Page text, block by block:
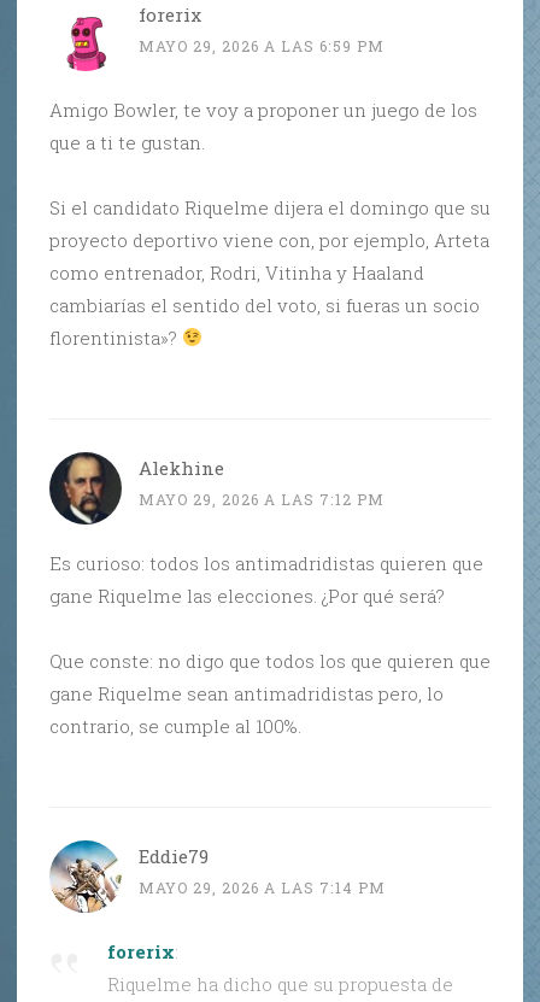
forerix
MAYO 29, 2026 A LAS 6:59 PM
Amigo Bowler, te voy a proponer un juego de los
que a ti te gustan.
Si el candidato Riquelme dijera el domingo que su
proyecto deportivo viene con, por ejemplo, Arteta
como entrenador, Rodri, Vitinha y Haaland
cambiarías el sentido del voto, si fueras un socio
florentinista»?
Alekhine
MAYO 29, 2026 A LAS 7:12 PM
Es curioso: todos los antimadridistas quieren que
gane Riquelme las elecciones. ¿Por qué será?
Que conste: no digo que todos los que quieren que
gane Riquelme sean antimadridistas pero, lo
contrario, se cumple al 100%.
Eddie79
MAYO 29, 2026 A LAS 7:14 PM
forerix:
Riquelme ha dicho que su propuesta de